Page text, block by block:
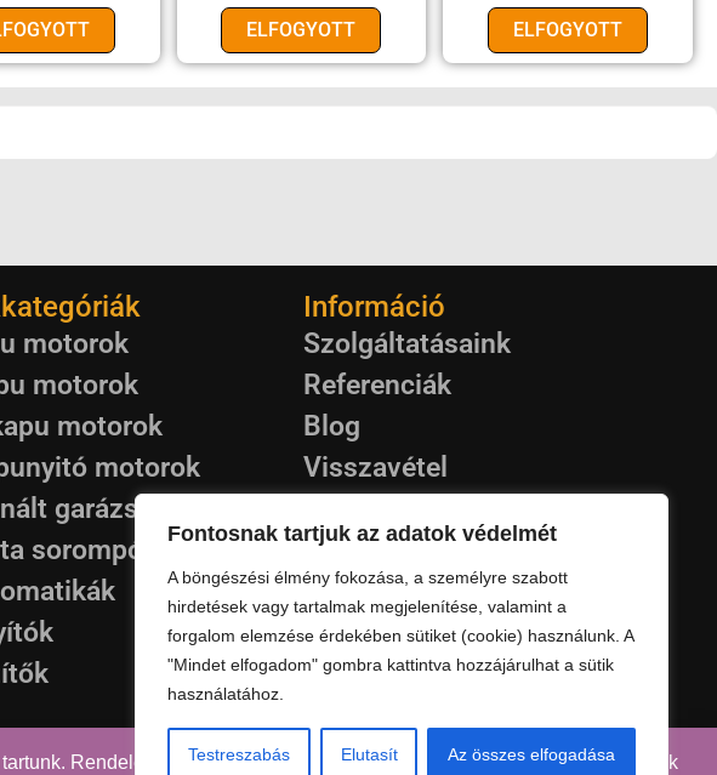
Fontosnak tartjuk az adatok védelmét
A böngészési élmény fokozása, a személyre szabott
hirdetések vagy tartalmak megjelenítése, valamint a
forgalom elemzése érdekében sütiket (cookie) használunk. A
"Mindet elfogadom" gombra kattintva hozzájárulhat a sütik
használatához.
Testreszabás Elutasít Az összes elfogadása
Rendeléseiket ez idő alatt is leadhatják, azokat augusztus 25-től tudjuk
ELFOGYOTT ELFOGYOTT
motorok
motorok
motorok
motorok
garázskapuk
sorompók
Információ
Szolgáltatásaink
Referenciák
Blog
Visszavétel
Kapcsolat
Szállítás